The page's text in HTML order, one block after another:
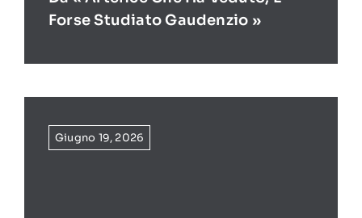
Forse Studiato Gaudenzio »
Giugno 19, 2026